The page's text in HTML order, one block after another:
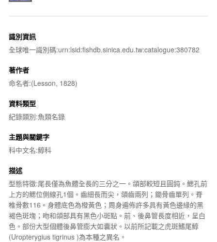
識別資訊
全球唯一識別碼:urn:lsid:fishdb.sinica.edu.tw:catalogue:380782
著作者
命名者:(Lesson, 1828)
資料類型
紀錄類別:魚類名錄
主題與關鍵字
科中文名:鯙科
描述
型態特徵:尾長僅為魚體全長的三分之一。頜部較短且圓鈍。鰓孔前
上方的鰓位側線孔1個。齒細長而尖，頜齒兩列；鋤骨齒單列。脊
椎骨數116。身體底色為橙黃色；周身遍佈許多具有黃色邊緣的黑
褐色斑塊；吻和頜部具有黑色小斑點。前、後鼻管長度相近，呈白
色。部份大型個體後鼻管膨大如囊狀。以前所記載之虎斑鰭尾鯙
(Uropterygius tigrinus )為本種之異名。